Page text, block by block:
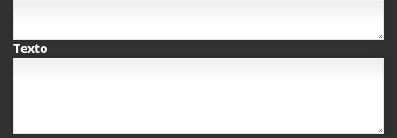
Texto